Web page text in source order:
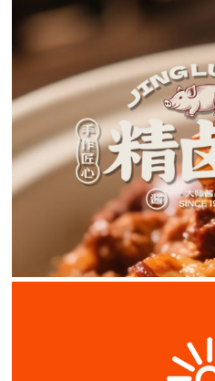
精卤门熏酱
logo设计 / VI设